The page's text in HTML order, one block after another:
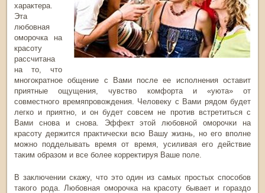
характера.
Эта
любовная
оморочка на
красоту
рассчитана
на то, что
многократное общение с Вами после ее исполнения оставит
приятные ощущения, чувство комфорта и «уюта» от
совместного времяпровождения. Человеку с Вами рядом будет
легко и приятно, и он будет совсем не против встретиться с
Вами снова и снова. Эффект этой любовной оморочки на
красоту держится практически всю Вашу жизнь, но его вполне
можно подделывать время от время, усиливая его действие
таким образом и все более корректируя Ваше поле.
В заключении скажу, что это один из самых простых способов
такого рода. Любовная оморочка на красоту бывает и гораздо